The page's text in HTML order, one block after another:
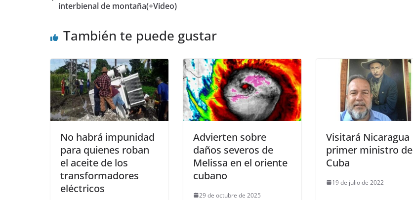
interbienal de montaña(+Video)
También te puede gustar
No habrá impunidad
para quienes roban
el aceite de los
transformadores
eléctricos
Advierten sobre
daños severos de
Melissa en el oriente
cubano
29 de octubre de 2025
Visitará Nicaragua
primer ministro de
Cuba
19 de julio de 2022